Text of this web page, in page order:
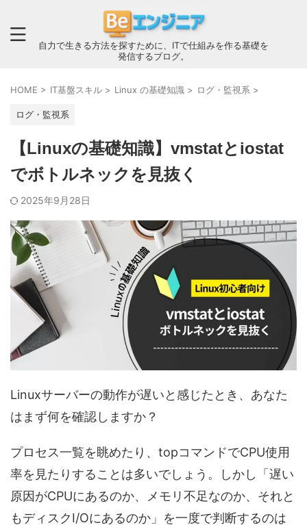
自力で生きる方法を探すために、ITで仕組みを作る基礎を
発信するブログ。
HOME > IT基盤スキル > Linux の基礎知識 > ログ・監視系 >
ログ・監視系
【Linuxの基礎知識】vmstatとiostat
でボトルネックを見抜く
2025年9月28日
Linuxサーバーの動作が遅いと感じたとき、あなた
はまず何を確認しますか？
プロセス一覧を眺めたり、topコマンドでCPU使用
率を見たりすることは多いでしょう。しかし「遅い
原因がCPUにあるのか、メモリ不足なのか、それと
もディスクI/Oにあるのか」を一度で判断するのは